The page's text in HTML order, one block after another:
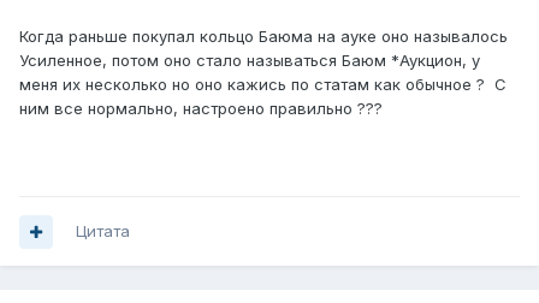
Когда раньше покупал кольцо Баюма на ауке оно называлось
Усиленное, потом оно стало называться Баюм *Аукцион, у
меня их несколько но оно кажись по статам как обычное ? С
ним все нормально, настроено правильно ???
Цитата